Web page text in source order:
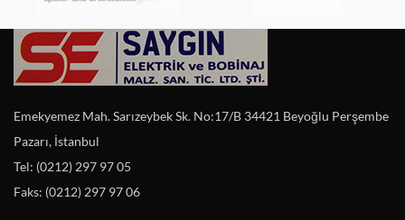
Emekyemez Mah. Sarızeybek Sk. No:17/B 34421 Beyoğlu Perşembe
Pazarı, İstanbul
Tel: (0212) 297 97 05
Faks: (0212) 297 97 06